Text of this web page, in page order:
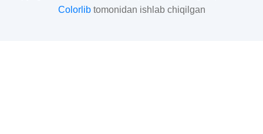
Colorlibtomonidan ishlab chiqilgan